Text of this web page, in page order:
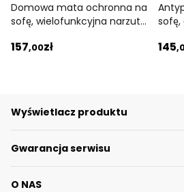
Domowa mata ochronna na
sofę, wielofunkcyjna narzuta
157,00zł
sofę,
145
Wyświetlacz produktu
Gwarancja serwisu
O NAS